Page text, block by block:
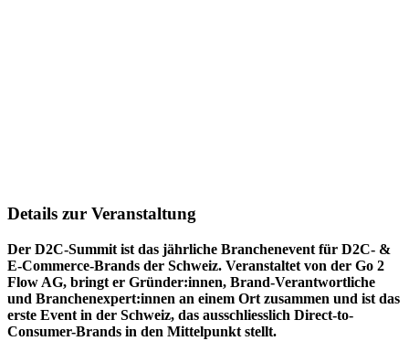
Details zur Veranstaltung
Der D2C-Summit ist das jährliche Branchenevent für D2C- &
E-Commerce-Brands der Schweiz. Veranstaltet von der Go 2
Flow AG, bringt er Gründer:innen, Brand-Verantwortliche
und Branchenexpert:innen an einem Ort zusammen und ist das
erste Event in der Schweiz, das ausschliesslich Direct-to-
Consumer-Brands in den Mittelpunkt stellt.